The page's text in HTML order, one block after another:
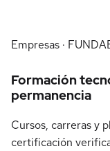
Empresas ·
Formación
permanencia
Cursos, carreras y
certificación